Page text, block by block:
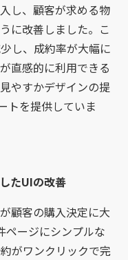
し、顧客が求める物
に改善しました。こ
し、成約率が大幅に
直感的に利用できる
やすかデザインの提
トを提供していま
たUIの改善
顧客の購入決定に大
ページにシンプルな
がワンクリックで完